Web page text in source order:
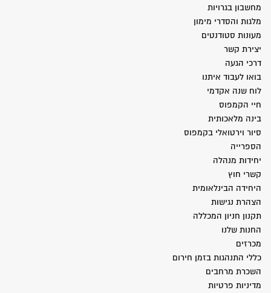
מחשבון בגרויות
מלגות והסדרי מימון
מעונות סטודנטים
יצירת קשר
דרכי הגעה
בואו לעבוד איתנו
לוח שנה אקדמי
חיי הקמפוס
בינה מלאכותית
סיור וירטואלי בקמפוס
הספרייה
יחידות מנהלה
קשרי חוץ
היחידה הבינלאומית
הצהרת נגישות
תקנון חניון המכללה
החנות שלנו
מכרזים
כללי התנהגות בזמן חירום
השכרת מרחבים
מדיניות פרטיות